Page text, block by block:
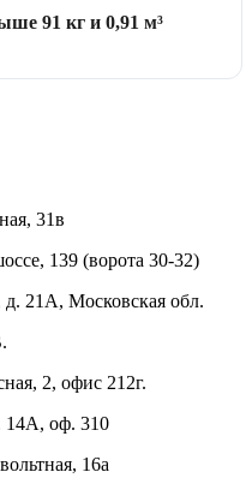
91 кг и 0,91 м³
31в
139 (ворота 30-32)
д. 21А, Московская обл.
2, офис 212г.
14А, оф. 310
16а